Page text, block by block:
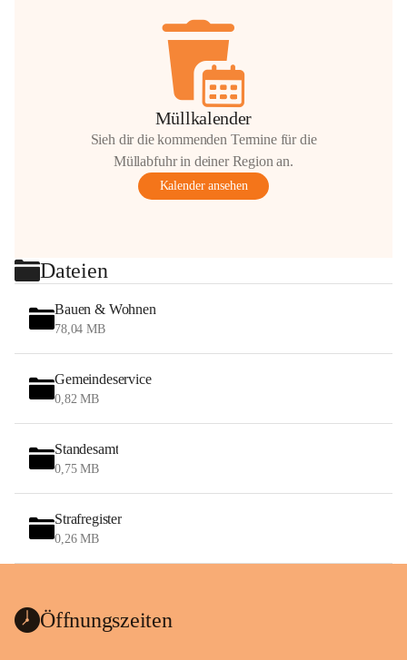
Müllkalender
Sieh dir die kommenden Termine für die
Müllabfuhr in deiner Region an.
Kalender ansehen
Dateien
Bauen & Wohnen
78,04 MB
Gemeindeservice
0,82 MB
Standesamt
0,75 MB
Strafregister
0,26 MB
Öffnungszeiten